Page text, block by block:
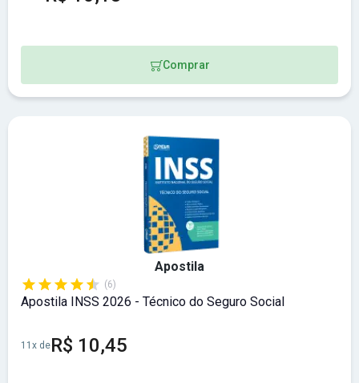
Comprar
Apostila
(6)
Apostila INSS 2026 - Técnico do Seguro Social
11x deR$ 10,45